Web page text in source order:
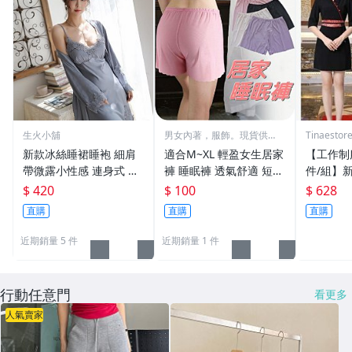
生火小舖
新款冰絲睡裙睡袍 細肩
帶微露小性感 連身式 居
家服可外穿 仿真絲綢材
質 舒適好摸好穿 兩件式
套裝 附襯墊可抽取 H69
$ 420
直購
近期銷量 5 件
男女內著，服飾。現貨供
適合M~XL 輕盈女生居家
褲 睡眠褲 透氣舒適 短褲
睡褲 清涼 彈性 透氣網孔
$ 100
直購
近期銷量 1 件
【工作
件/組】
套裝女
連衣裙
服-
$ 628
直購
行動任意門 看更多
人氣賣家